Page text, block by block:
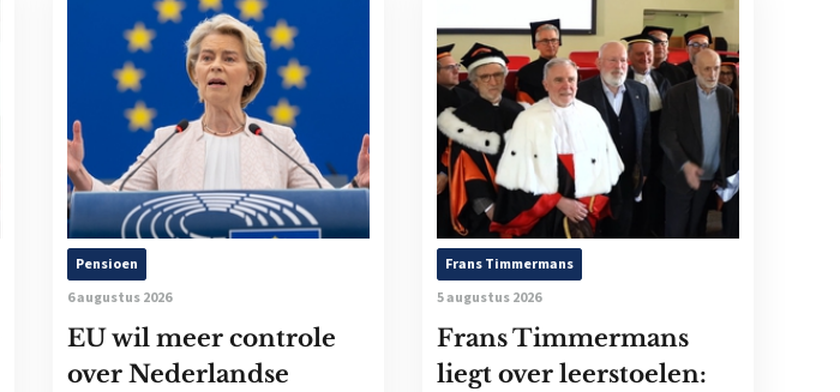
Pensioen
6 augustus 2026
EU wil meer controle
over Nederlandse
Frans Timmermans
5 augustus 2026
Frans Timmermans
liegt over leerstoelen: